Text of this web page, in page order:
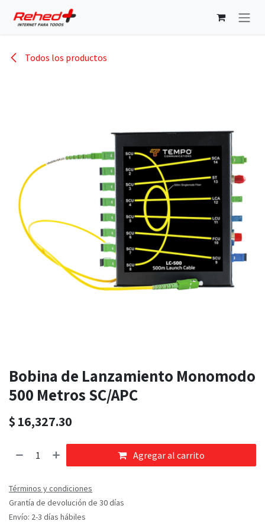
Todos los productos
Bobina de Lanzamiento Monomodo
500 Metros SC/APC
$ 16,327.30
Agregar al carrito
Términos y condiciones
Grantía de devolución de 30 días
Envío: 2-3 días hábiles